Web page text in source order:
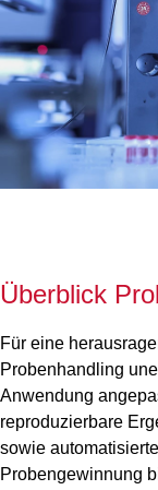
Überblick
Für eine
Probenhandling
Anwendung
reproduzierbare
sowie
Probengewinnung